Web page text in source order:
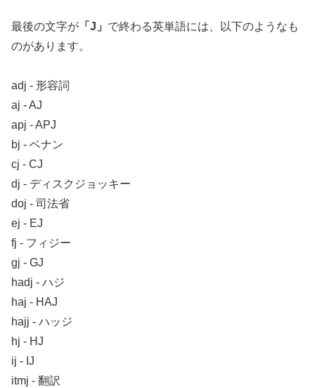
最後の文字が 「J」 で終わる英単語には、以下のようなも
のがあります。
adj ‐ 形容詞
aj ‐ AJ
apj ‐ APJ
bj ‐ ベナン
cj ‐ CJ
dj ‐ ディスクジョッキー
doj ‐ 司法省
ej ‐ EJ
fj ‐ フィジー
gj ‐ GJ
hadj ‐ ハジ
haj ‐ HAJ
hajj ‐ ハッジ
hj ‐ HJ
ij ‐ IJ
itmj ‐ 翻訳